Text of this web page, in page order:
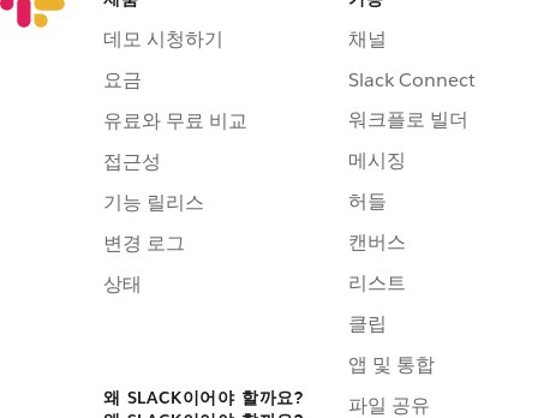
데모 시청하기
요금
유료와 무료 비교
접근성
기능 릴리스
변경 로그
상태
왜 SLACK이어야 할까요?
채널
Slack Connect
워크플로 빌더
메시징
허들
캔버스
리스트
클립
앱 및 통합
파일 공유